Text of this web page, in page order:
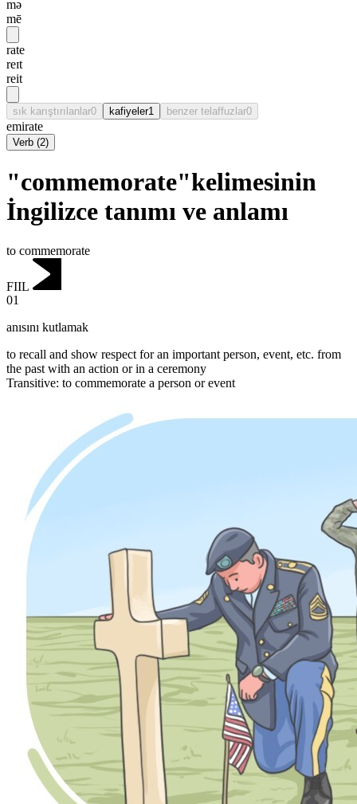
mə
mē
rate
reɪt
reit
sık karıştırılanlar0 kafiyeler1 benzer telaffuzlar0
emirate
Verb (2)
"commemorate"kelimesinin
İngilizce tanımı ve anlamı
to commemorate
FIIL
01
anısını kutlamak
to recall and show respect for an important person, event, etc. from
the past with an action or in a ceremony
Transitive: to commemorate a person or event